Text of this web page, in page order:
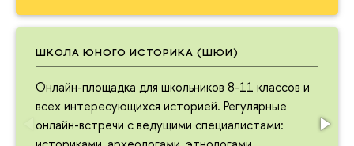
ШКОЛА ЮНОГО ИСТОРИКА (ШЮИ)
Онлайн-площадка для школьников 8-11 классов и
всех интересующихся историей. Регулярные
онлайн-встречи с ведущими специалистами: